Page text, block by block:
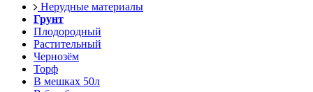
Нерудные материалы
Грунт
Плодородный
Растительный
Чернозём
Торф
В мешках 50л